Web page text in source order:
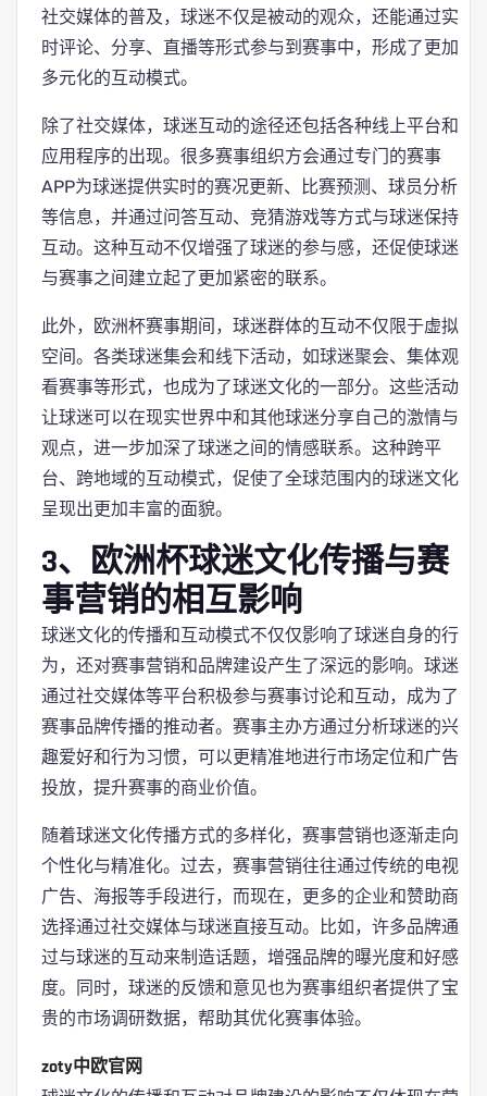
社交媒体的普及，球迷不仅是被动的观众，还能通过实
时评论、分享、直播等形式参与到赛事中，形成了更加
多元化的互动模式。
除了社交媒体，球迷互动的途径还包括各种线上平台和
应用程序的出现。很多赛事组织方会通过专门的赛事
APP为球迷提供实时的赛况更新、比赛预测、球员分析
等信息，并通过问答互动、竞猜游戏等方式与球迷保持
互动。这种互动不仅增强了球迷的参与感，还促使球迷
与赛事之间建立起了更加紧密的联系。
此外，欧洲杯赛事期间，球迷群体的互动不仅限于虚拟
空间。各类球迷集会和线下活动，如球迷聚会、集体观
看赛事等形式，也成为了球迷文化的一部分。这些活动
让球迷可以在现实世界中和其他球迷分享自己的激情与
观点，进一步加深了球迷之间的情感联系。这种跨平
台、跨地域的互动模式，促使了全球范围内的球迷文化
呈现出更加丰富的面貌。
3、欧洲杯球迷文化传播与赛
事营销的相互影响
球迷文化的传播和互动模式不仅仅影响了球迷自身的行
为，还对赛事营销和品牌建设产生了深远的影响。球迷
通过社交媒体等平台积极参与赛事讨论和互动，成为了
赛事品牌传播的推动者。赛事主办方通过分析球迷的兴
趣爱好和行为习惯，可以更精准地进行市场定位和广告
投放，提升赛事的商业价值。
随着球迷文化传播方式的多样化，赛事营销也逐渐走向
个性化与精准化。过去，赛事营销往往通过传统的电视
广告、海报等手段进行，而现在，更多的企业和赞助商
选择通过社交媒体与球迷直接互动。比如，许多品牌通
过与球迷的互动来制造话题，增强品牌的曝光度和好感
度。同时，球迷的反馈和意见也为赛事组织者提供了宝
贵的市场调研数据，帮助其优化赛事体验。
zoty中欧官网